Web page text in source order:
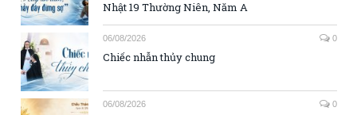
Nhật 19 Thường Niên, Năm A
06/08/2026 0
Chiếc nhẫn thủy chung
06/08/2026 0